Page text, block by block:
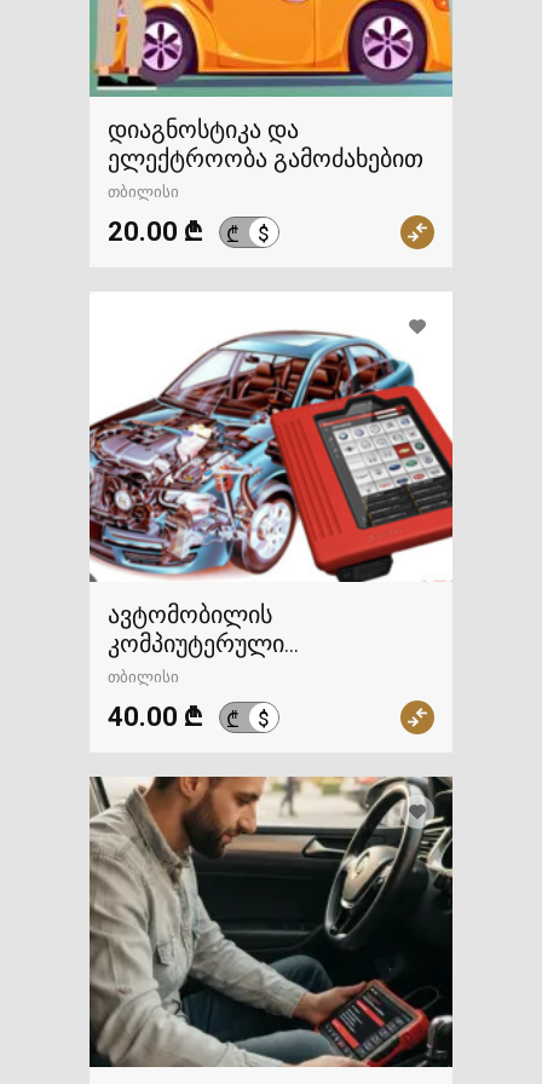
დიაგნოსტიკა და
ელექტროობა გამოძახებით
თბილისი
20.00 ₾ ₾ $
ავტომობილის
კომპიუტერული
დიაგნოსტიკა
თბილისი
40.00 ₾ ₾ $